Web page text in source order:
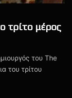
τρίτο μέρος
του The
του τρίτου